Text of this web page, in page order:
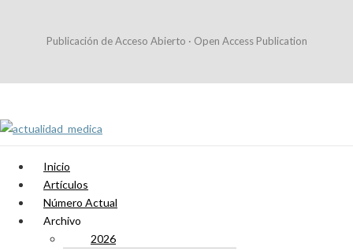
Publicación de Acceso Abierto · Open Access Publication
Inicio
Artículos
Número Actual
Archivo
2026